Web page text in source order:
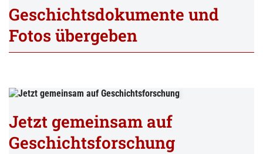
Geschichtsdokumente und
Fotos übergeben
Jetzt gemeinsam auf
Geschichtsforschung